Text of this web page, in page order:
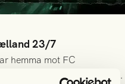
23/7
hemma mot FC
avspark kl 19.00! Fredrik